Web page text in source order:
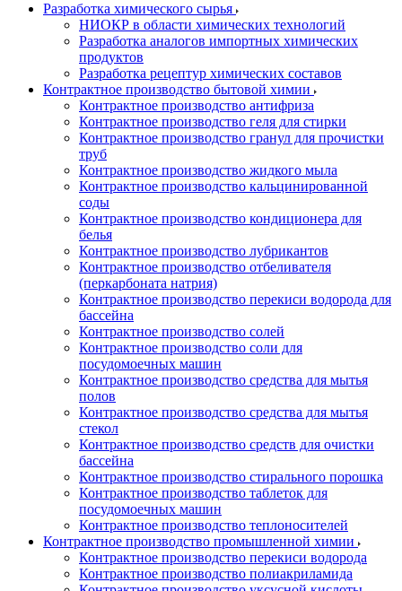
Разработка химического сырья
НИОКР в области химических технологий
Разработка аналогов импортных химических
продуктов
Разработка рецептур химических составов
Контрактное производство бытовой химии
Контрактное производство антифриза
Контрактное производство геля для стирки
Контрактное производство гранул для прочистки
труб
Контрактное производство жидкого мыла
Контрактное производство кальцинированной
соды
Контрактное производство кондиционера для
белья
Контрактное производство лубрикантов
Контрактное производство отбеливателя
(перкарбоната натрия)
Контрактное производство перекиси водорода для
бассейна
Контрактное производство солей
Контрактное производство соли для
посудомоечных машин
Контрактное производство средства для мытья
полов
Контрактное производство средства для мытья
стекол
Контрактное производство средств для очистки
бассейна
Контрактное производство стирального порошка
Контрактное производство таблеток для
посудомоечных машин
Контрактное производство теплоносителей
Контрактное производство промышленной химии
Контрактное производство перекиси водорода
Контрактное производство полиакриламида